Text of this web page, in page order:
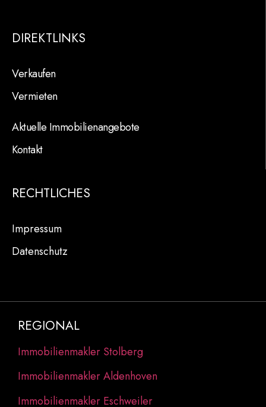
DIREKTLINKS
Verkaufen
Vermieten
Aktuelle Immobilienangebote
Kontakt
RECHTLICHES
Impressum
Datenschutz
REGIONAL
Immobilienmakler Stolberg
Immobilienmakler Aldenhoven
Immobilienmakler Eschweiler